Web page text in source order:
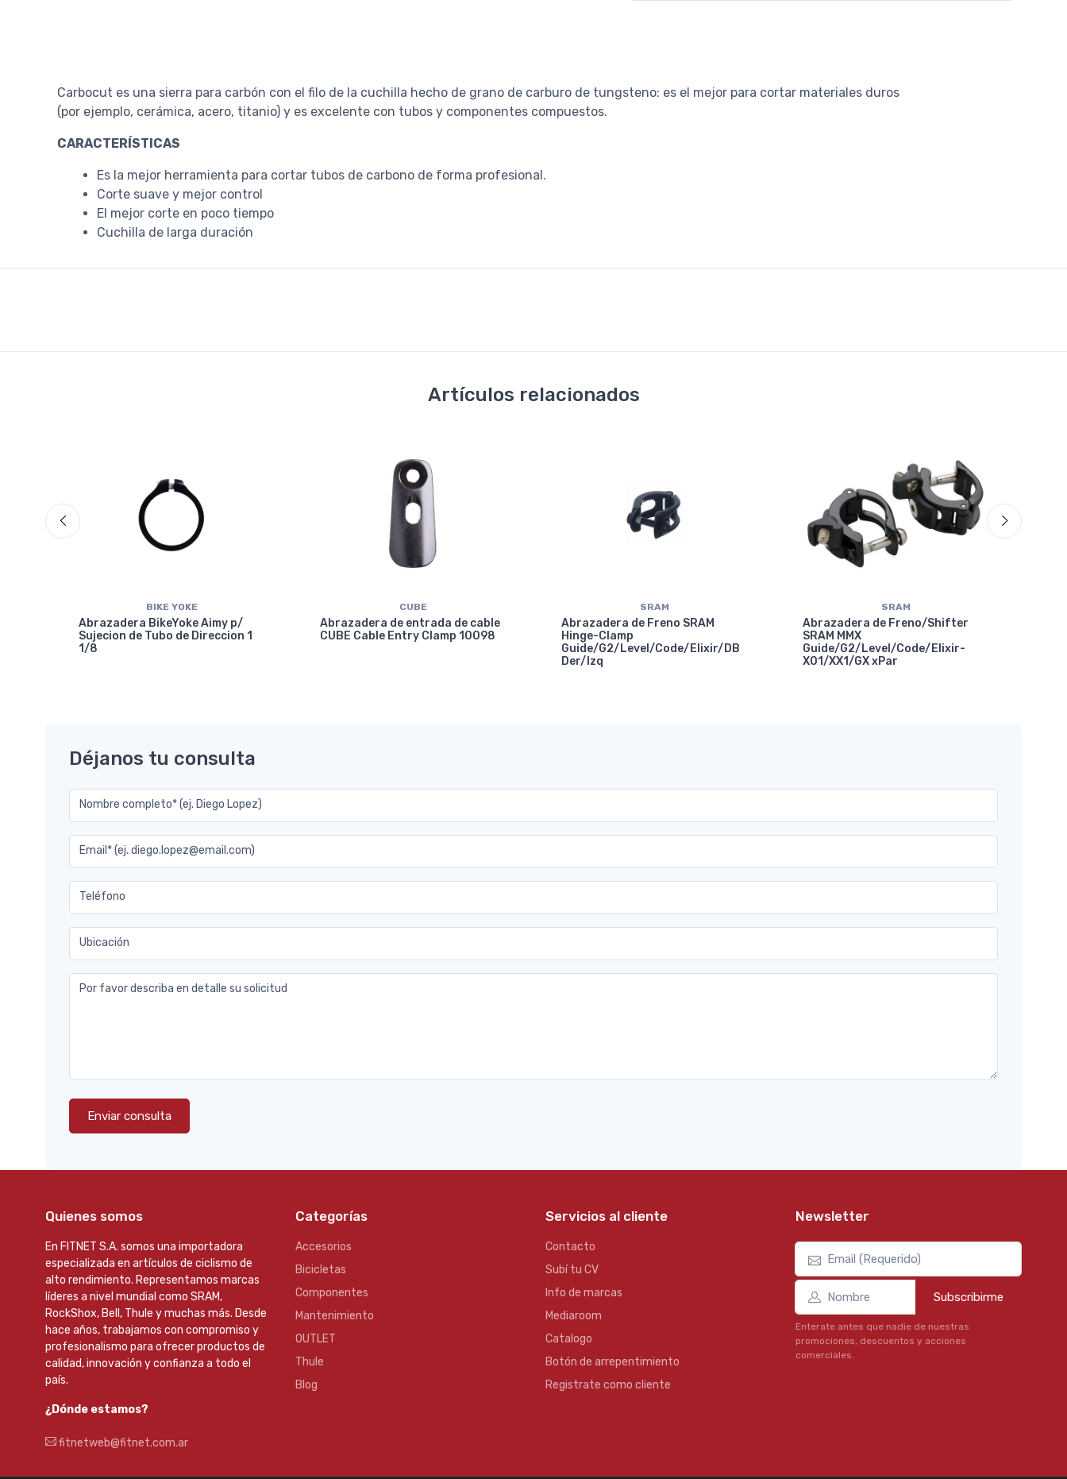
Carbocut es una sierra para carbón con el filo de la cuchilla hecho de grano de carburo de tungsteno: es el mejor para cortar materiales duros
(por ejemplo, cerámica, acero, titanio) y es excelente con tubos y componentes compuestos.
CARACTERÍSTICAS
Es la mejor herramienta para cortar tubos de carbono de forma profesional.
Corte suave y mejor control
El mejor corte en poco tiempo
Cuchilla de larga duración
Artículos relacionados
BIKE YOKE
Abrazadera BikeYoke Aimy p/
Sujecion de Tubo de Direccion 1
1/8
CUBE
Abrazadera de entrada de cable
CUBE Cable Entry Clamp 10098
SRAM
Abrazadera de Freno SRAM
Hinge-Clamp
Guide/G2/Level/Code/Elixir/DB
Der/Izq
SRAM
Abrazadera de Freno/Shifter
SRAM MMX
Guide/G2/Level/Code/Elixir-
X01/XX1/GX xPar
Déjanos tu consulta
Nombre completo* (ej. Diego Lopez)
Email* (ej. diego.lopez@email.com)
Teléfono
Ubicación
Por favor describa en detalle su solicitud
Enviar consulta
Quienes somos
En FITNET S.A. somos una importadora
especializada en artículos de ciclismo de
alto rendimiento. Representamos marcas
líderes a nivel mundial como SRAM,
RockShox, Bell, Thule y muchas más. Desde
hace años, trabajamos con compromiso y
profesionalismo para ofrecer productos de
calidad, innovación y confianza a todo el
país.
¿Dónde estamos?
fitnetweb@fitnet.com.ar
Categorías
Accesorios
Bicicletas
Componentes
Mantenimiento
OUTLET
Thule
Blog
Servicios al cliente
Contacto
Subí tu CV
Info de marcas
Mediaroom
Catalogo
Botón de arrepentimiento
Registrate como cliente
Newsletter
Subscribirme
Enterate antes que nadie de nuestras
promociones, descuentos y acciones
comerciales.